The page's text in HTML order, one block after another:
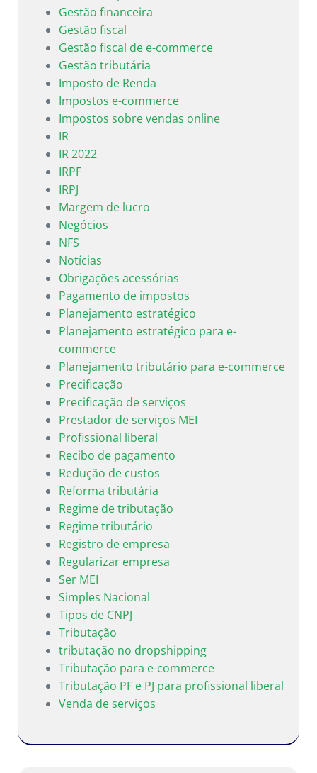
Gestão financeira
Gestão fiscal
Gestão fiscal de e-commerce
Gestão tributária
Imposto de Renda
Impostos e-commerce
Impostos sobre vendas online
IR
IR 2022
IRPF
IRPJ
Margem de lucro
Negócios
NFS
Notícias
Obrigações acessórias
Pagamento de impostos
Planejamento estratégico
Planejamento estratégico para e-
commerce
Planejamento tributário para e-commerce
Precificação
Precificação de serviços
Prestador de serviços MEI
Profissional liberal
Recibo de pagamento
Redução de custos
Reforma tributária
Regime de tributação
Regime tributário
Registro de empresa
Regularizar empresa
Ser MEI
Simples Nacional
Tipos de CNPJ
Tributação
tributação no dropshipping
Tributação para e-commerce
Tributação PF e PJ para profissional liberal
Venda de serviços